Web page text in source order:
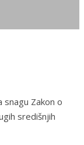
snagu Zakon o
središnjih